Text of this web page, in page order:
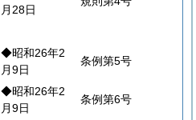
月28日
◆昭和26年2
月9日
条例第5号
◆昭和26年2
月9日
条例第6号